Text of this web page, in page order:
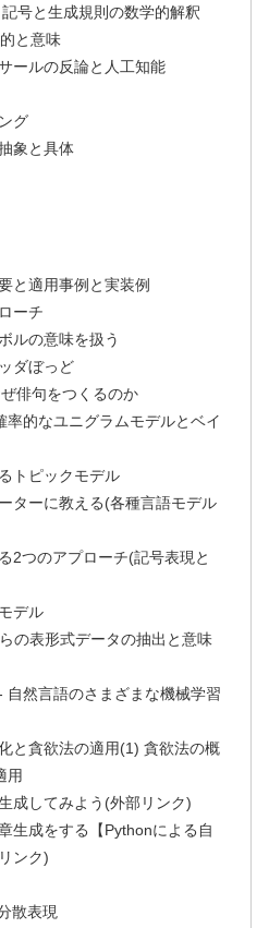
号と生成規則の数学的解釈
と意味
ールの反論と人工知能
グ
象と具体
と適用事例と実装例
ーチ
ルの意味を扱う
ダぼっど
俳句をつくるのか
率的なユニグラムモデルとベイ
トピックモデル
ターに教える(各種言語モデル
2つのアプローチ(記号表現と
デル
の表形式データの抽出と意味
自然言語のさまざまな機械学習
と貪欲法の適用(1) 貪欲法の概
用
成してみよう(外部リンク)
生成をする【Pythonによる自
ンク)
散表現